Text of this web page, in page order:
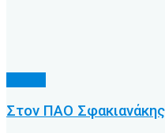
Στον ΠΑΟ